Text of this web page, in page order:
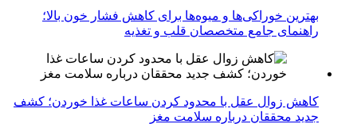
بهترین خوراکی‌ها و میوه‌ها برای کاهش فشار خون بالا؛
راهنمای جامع متخصصان قلب و تغذیه
کاهش زوال عقل با محدود کردن ساعات غذا خوردن؛ کشف
جدید محققان درباره سلامت مغز